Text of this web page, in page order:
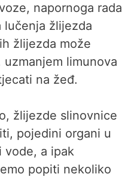
napornoga rada
lučenja žlijezda
žlijezda može
limunova
na žeđ.
žlijezde slinovnice
pojedini organi u
vode, a ipak
popiti nekoliko